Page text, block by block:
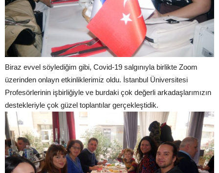
Biraz evvel söylediğim gibi, Covid-19 salgınıyla birlikte Zoom
üzerinden onlayn etkinliklerimiz oldu. İstanbul Üniversitesi
Profesörlerinin işbirliğiyle ve burdaki çok değerli arkadaşlarımızın
destekleriyle çok güzel toplantılar gerçekleştidik.